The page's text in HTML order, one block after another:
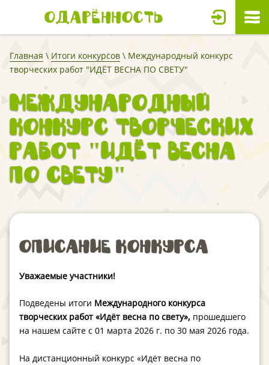
Одарённость
Главная \ Итоги конкурсов \ Международный конкурс
творческих работ "ИДЁТ ВЕСНА ПО СВЕТУ"
Международный
конкурс творческих
работ "ИДЁТ ВЕСНА
ПО СВЕТУ"
Описание конкурса
Уважаемые участники!
Подведены итоги Международного конкурса
творческих работ «Идёт весна по свету», прошедшего
на нашем сайте с 01 марта 2026 г. по 30 мая 2026 года.
На дистанционный конкурс «Идёт весна по